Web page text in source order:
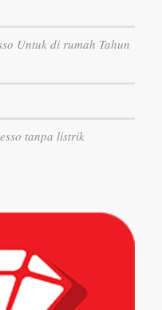
Untuk di rumah Tahun
tanpa listrik